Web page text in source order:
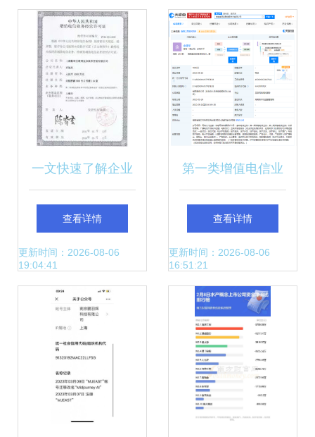
万含基础电信业务
一文快速了解企业
为什么需要增值电
信业务许可证 第一
类增值电信业务
查看详情
更新时间：2026-08-06
19:04:41
第一类增值电信业
务范围更新，5G与
新基建领域成注册
新热点
查看详情
更新时间：2026-08-06
16:51:21